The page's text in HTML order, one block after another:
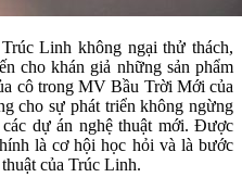
Linh không ngại thử thách,
cho khán giả những sản phẩm
cô trong MV Bầu Trời Mới của
cho sự phát triển không ngừng
dự án nghệ thuật mới. Được
là cơ hội học hỏi và là bước
của Trúc Linh.